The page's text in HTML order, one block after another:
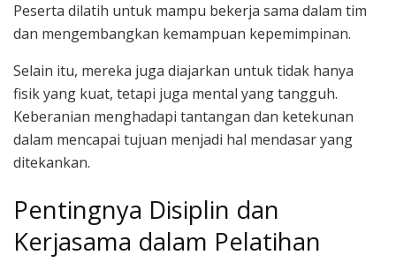
Peserta dilatih untuk mampu bekerja sama dalam tim
dan mengembangkan kemampuan kepemimpinan.
Selain itu, mereka juga diajarkan untuk tidak hanya
fisik yang kuat, tetapi juga mental yang tangguh.
Keberanian menghadapi tantangan dan ketekunan
dalam mencapai tujuan menjadi hal mendasar yang
ditekankan.
Pentingnya Disiplin dan
Kerjasama dalam Pelatihan